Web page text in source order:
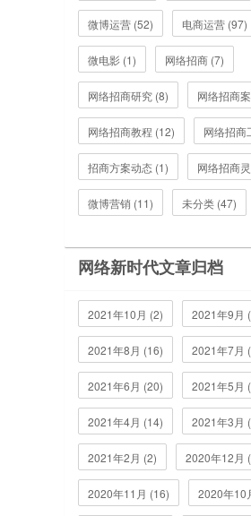
微博运营 (52) 电商运营 (97)
微电影 (1) 网络招商 (7)
网络招商研究 (8) 网络招商
网络招商教程 (12) 网络招商
招商方案动态 (1) 网络招商
微博营销 (11) 未分类 (47)
网络新时代文章归档
2021年10月 (2) 2021年9月
2021年8月 (16) 2021年7月
2021年6月 (20) 2021年5月
2021年4月 (14) 2021年3月
2021年2月 (2) 2020年12月
2020年11月 (16) 2020年10